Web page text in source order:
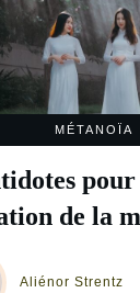
MÉTANOÏA
de la
Aliénor Strentz